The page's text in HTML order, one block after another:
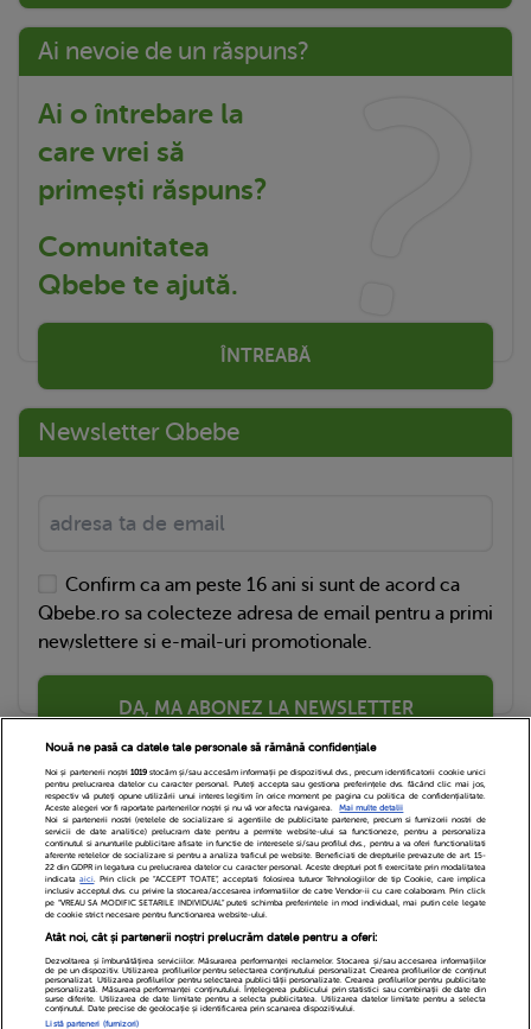
Ai nevoie de un răspuns?
Ai o întrebare la
care vrei să
primești răspuns?
Comunitatea
Qbebe te ajută.
ÎNTREABĂ
Newsletter Qbebe
Confirm ca am peste 16 ani si sunt de acord ca
Qbebe.ro sa colecteze adresa de email pentru a primi
newslettere si e-mail-uri promotionale.
DA, MA ABONEZ LA NEWSLETTER
Echipa Editoriala Newsletter
Contact
Cariere
Cookies
Politica de confidentialitate
DivaHair Cosmetics
Despre noi
Termeni si conditii
Nouă ne pasă ca datele tale personale să rămână confidențiale
Noi și partenerii noștri 1019stocăm și/sau accesăm informații pe dispozitivul dvs., precum identificatorii cookie unici
pentru prelucrarea datelor cu caracter personal. Puteți accepta sau gestiona preferințele dvs. făcând clic mai jos,
respectiv vă puteți opune utilizării unui interes legitim în orice moment pe pagina cu politica de confidențialitate.
Aceste alegeri vor fi raportate partenerilor noștri și nu vă vor afecta navigarea.
Mai multe detalii
Noi si partenerii nostri (retelele de socializare si agentiile de publicitate partenere, precum si furnizorii nostri de
servicii de date analitice) prelucram date pentru a permite website-ului sa functioneze, pentru a personaliza
continutul si anunturile publicitare afisate in functie de interesele si/sau profilul dvs., pentru a va oferi functionalitati
aferente retelelor de socializare si pentru a analiza traficul pe website. Beneficiati de drepturile prevazute de art. 15-
22 din GDPR in legatura cu prelucrarea datelor cu caracter personal. Aceste drepturi pot fi exercitate prin modalitatea
indicataaici. Prin click pe “ACCEPT TOATE”, acceptati folosirea tuturor Tehnologiilor de tip Cookie, care implica
inclusiv acceptul dvs. cu privire la stocarea/accesarea informatiilor de catre Vendor-ii cu care colaboram. Prin click
pe “VREAU SA MODIFIC SETARILE INDIVIDUAL” puteti schimba preferintele in mod individual, mai putin cele legate
de cookie strict necesare pentru functionarea website-ului.
Atât noi, cât și partenerii noștri prelucrăm datele pentru a oferi:
Dezvoltarea și îmbunătățirea serviciilor. Măsurarea performanței reclamelor. Stocarea și/sau accesarea informațiilor
de pe un dispozitiv. Utilizarea profilurilor pentru selectarea conținutului personalizat. Crearea profilurilor de conținut
personalizat. Utilizarea profilurilor pentru selectarea publicității personalizate. Crearea profilurilor pentru publicitate
personalizată. Măsurarea performanței conținutului. Înțelegerea publicului prin statistici sau combinații de date din
surse diferite. Utilizarea de date limitate pentru a selecta publicitatea. Utilizarea datelor limitate pentru a selecta
conținutul. Date precise de geolocație și identificarea prin scanarea dispozitivului.
Listă parteneri (furnizori)